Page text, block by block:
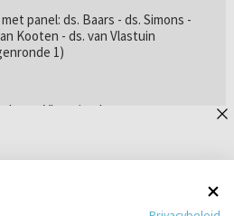
met panel: ds. Baars - ds. Simons -
Kooten - ds. van Vlastuin
1)
van Vlastuin - Is